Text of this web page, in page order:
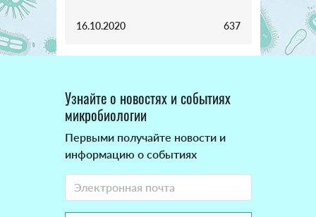
16.10.2020 637
Узнайте о новостях и событиях
микробиологии
Первыми получайте новости и
информацию о событиях